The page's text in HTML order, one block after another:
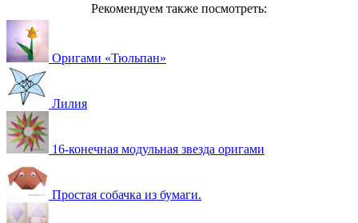
Рекомендуем также посмотреть:
Оригами «Тюльпан»
Лилия
16-конечная модульная звезда оригами
Простая собачка из бумаги.